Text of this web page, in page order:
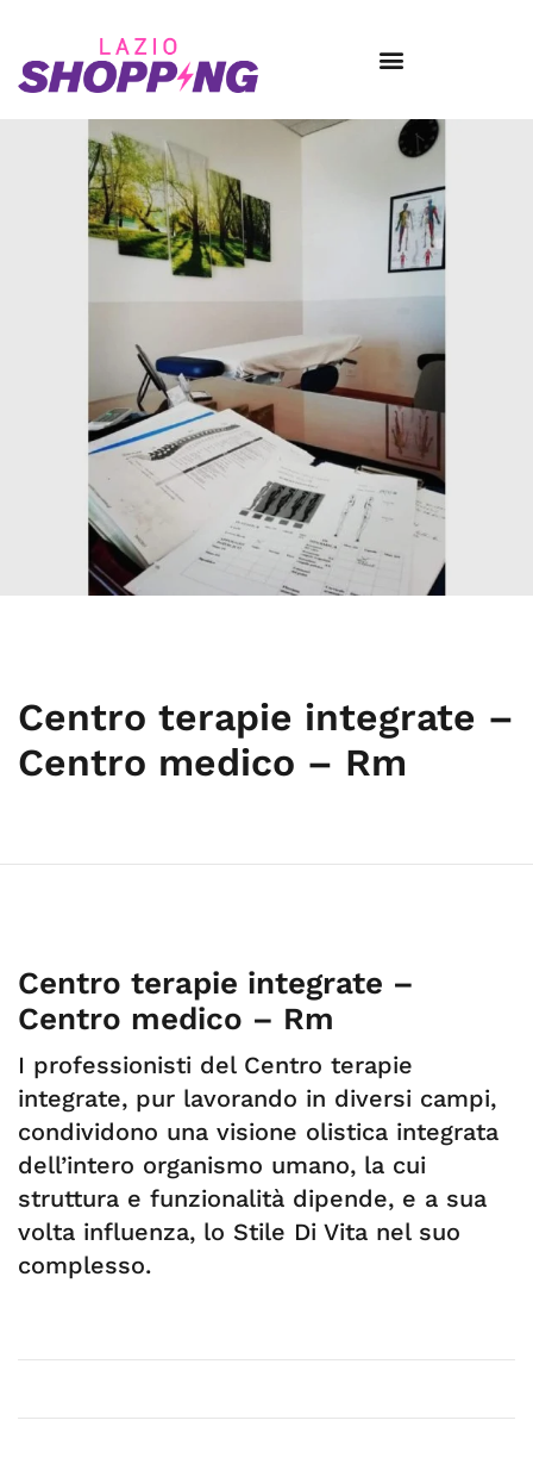
Centro terapie integrate –
Centro medico – Rm
Centro terapie integrate –
Centro medico – Rm
I professionisti del Centro terapie
integrate, pur lavorando in diversi campi,
condividono una visione olistica integrata
dell’intero organismo umano, la cui
struttura e funzionalità dipende, e a sua
volta influenza, lo Stile Di Vita nel suo
complesso.